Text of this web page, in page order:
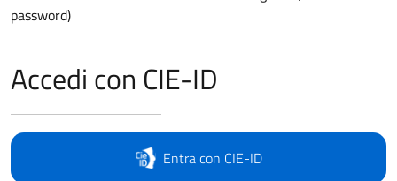
password)
Accedi con CIE-ID
Entra con CIE-ID